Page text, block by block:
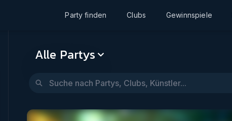
Party finden Clubs Gewinnspiele
Alle Partys